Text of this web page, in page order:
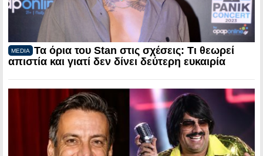
MEDIA
Τα όρια του Stan στις σχέσεις: Τι θεωρεί
απιστία και γιατί δεν δίνει δεύτερη ευκαιρία